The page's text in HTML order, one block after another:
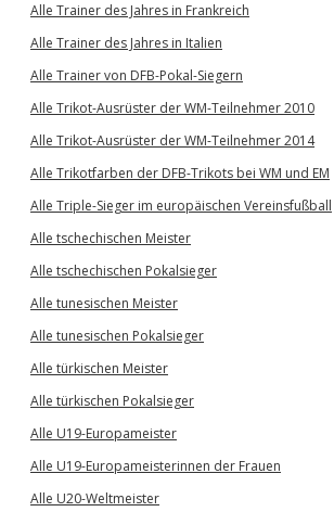
Alle Trainer des Jahres in Frankreich
Alle Trainer des Jahres in Italien
Alle Trainer von DFB-Pokal-Siegern
Alle Trikot-Ausrüster der WM-Teilnehmer 2010
Alle Trikot-Ausrüster der WM-Teilnehmer 2014
Alle Trikotfarben der DFB-Trikots bei WM und EM
Alle Triple-Sieger im europäischen Vereinsfußball
Alle tschechischen Meister
Alle tschechischen Pokalsieger
Alle tunesischen Meister
Alle tunesischen Pokalsieger
Alle türkischen Meister
Alle türkischen Pokalsieger
Alle U19-Europameister
Alle U19-Europameisterinnen der Frauen
Alle U20-Weltmeister